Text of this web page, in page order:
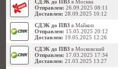
СДЭК до ПВЗ в Москва
Отправлен: 26.09.2025 08:11
Доставлен: 28.09.2025 10:12
СДЭК до ПВЗ в Майкоп
Отправлен: 15.05.2025 20:12
Доставлен: 19.05.2025 12:26
СДЭК до ПВЗ в Московский
Отправлен: 17.03.2025 17:34
Доставлен: 21.03.2025 13:27